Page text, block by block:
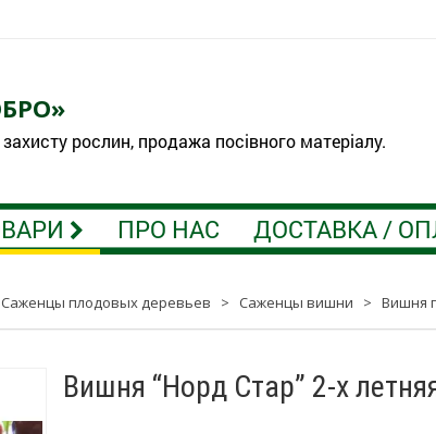
рослин, продажа посівного матеріалу.
ПРО НАС ДОСТАВКА /
Саженцы плодовых деревьев > Саженцы вишни > Вишня
Вишня “Норд Стар” 2-х